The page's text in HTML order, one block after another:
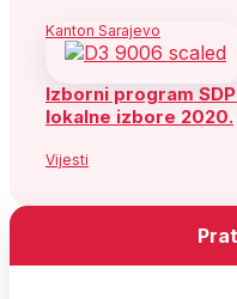
Kanton Sarajevo
Izborni program
lokalne izbore 2020.
Vijesti